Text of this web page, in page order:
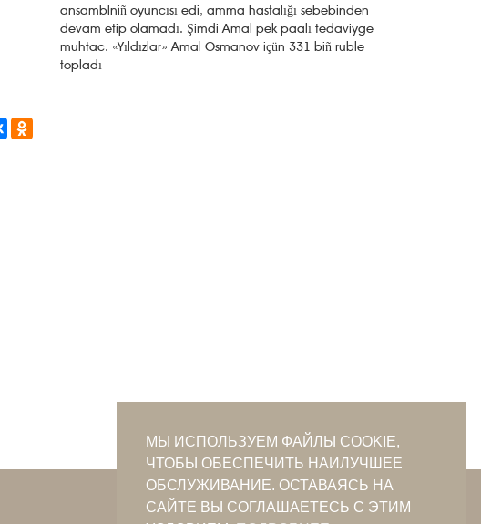
ansamblniñ oyuncısı edi, amma hastalığı sebebinden
devam etip olamadı. Şimdi Amal pek paalı tedaviyge
muhtac. «Yıldızlar» Amal Osmanov içün 331 biñ ruble
topladı
crimeantatars@qaradeniz.com
МЫ ИСПОЛЬЗУЕМ ФАЙЛЫ COOKIE,
ЧТОБЫ ОБЕСПЕЧИТЬ НАИЛУЧШЕЕ
ОБСЛУЖИВАНИЕ. ОСТАВАЯСЬ НА
САЙТЕ ВЫ СОГЛАШАЕТЕСЬ С ЭТИМ